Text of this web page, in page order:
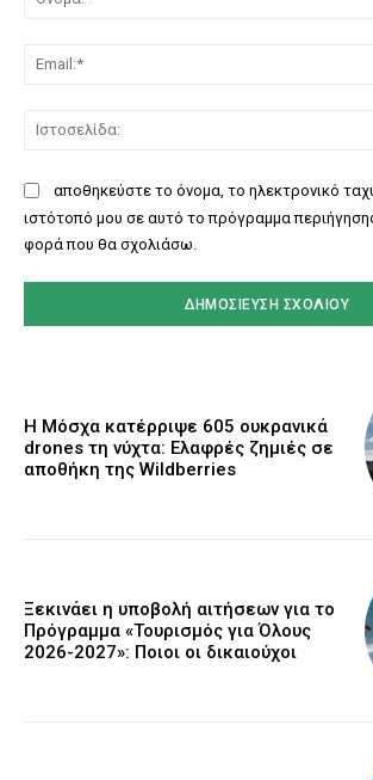
αποθηκεύστε το όνομα, το ηλεκτρονικό
ιστότοπό μου σε αυτό το πρόγραμμα
φορά που θα σχολιάσω.
Η Μόσχα κατέρριψε 605 ουκρανικά
drones τη νύχτα: Ελαφρές ζημιές σε
αποθήκη της Wildberries
Ξεκινάει η υποβολή αιτήσεων για το
Πρόγραμμα «Τουρισμός για Όλους
2026-2027»: Ποιοι οι δικαιούχοι